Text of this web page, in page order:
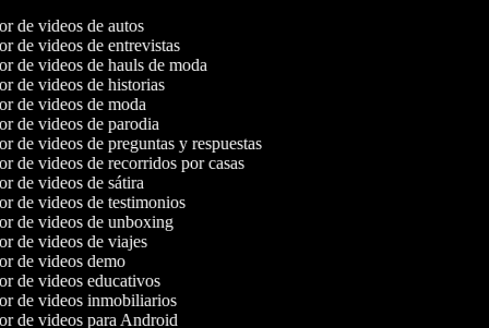
de videos de autos
de videos de entrevistas
de videos de hauls de moda
de videos de historias
de videos de moda
de videos de parodia
de videos de preguntas y respuestas
de videos de recorridos por casas
de videos de sátira
de videos de testimonios
de videos de unboxing
de videos de viajes
de videos demo
de videos educativos
de videos inmobiliarios
de videos para Android